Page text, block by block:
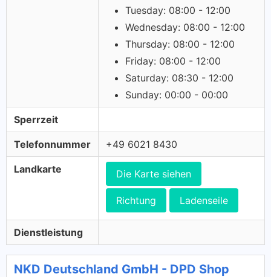
Tuesday: 08:00 - 12:00
Wednesday: 08:00 - 12:00
Thursday: 08:00 - 12:00
Friday: 08:00 - 12:00
Saturday: 08:30 - 12:00
Sunday: 00:00 - 00:00
Sperrzeit
Telefonnummer +49 6021 8430
Landkarte Die Karte siehen
Richtung Ladenseile
Dienstleistung
NKD Deutschland GmbH - DPD Shop